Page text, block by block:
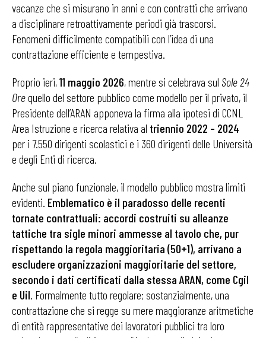
vacanze che si misurano in anni e con contratti che arrivano
a disciplinare retroattivamente periodi già trascorsi.
Fenomeni difficilmente compatibili con l’idea di una
contrattazione efficiente e tempestiva.
Proprio ieri,11 maggio 2026, mentre si celebrava sul Sole 24
Orequello del settore pubblico come modello per il privato, il
Presidente dell’ARAN apponeva la firma alla ipotesi di CCNL
Area Istruzione e ricerca relativa al triennio 2022 – 2024
per i 7.550 dirigenti scolastici e i 360 dirigenti delle Università
e degli Enti di ricerca.
Anche sul piano funzionale, il modello pubblico mostra limiti
evidenti. Emblematico è il paradosso delle recenti
tornate contrattuali: accordi costruiti su alleanze
tattiche tra sigle minori ammesse al tavolo che, pur
rispettando la regola maggioritaria (50+1), arrivano a
escludere organizzazioni maggioritarie del settore,
secondo i dati certificati dalla stessa ARAN, come Cgil
e Uil. Formalmente tutto regolare; sostanzialmente, una
contrattazione che si regge su mere maggioranze aritmetiche
di entità rappresentative dei lavoratori pubblici tra loro